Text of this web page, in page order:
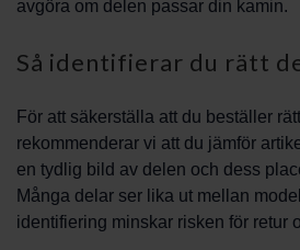
avgöra om delen passar din kamin.
Så identifierar du rätt
För att säkerställa att du beställer
rekommenderar vi att du jämför
en tydlig bild av delen och dess
Många delar ser lika ut mellan
identifiering minskar risken för retur